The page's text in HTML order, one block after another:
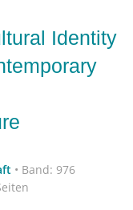
Identity
• Band: 976